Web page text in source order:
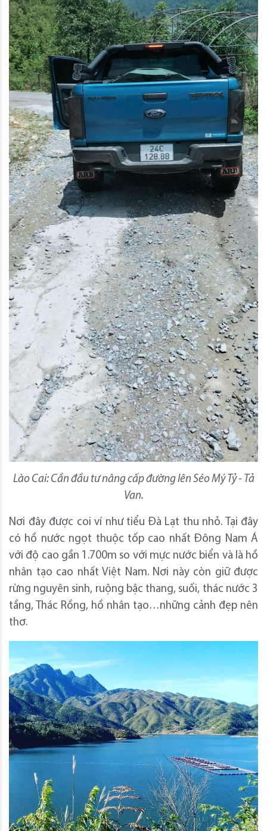
Lào Cai: Cần đầu tư nâng cấp đường lên Séo Mý Tỷ - Tả
Van.
Nơi đây được coi ví như tiểu Đà Lạt thu nhỏ. Tại đây
có hồ nước ngọt thuộc tốp cao nhất Đông Nam Á
với độ cao gần 1.700m so với mực nước biển và là hồ
nhân tạo cao nhất Việt Nam. Nơi này còn giữ được
rừng nguyên sinh, ruộng bậc thang, suối, thác nước 3
tầng, Thác Rồng, hồ nhân tạo…những cảnh đẹp nên
thơ.